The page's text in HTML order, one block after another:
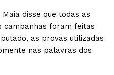
disse que todas as
campanhas foram feitas
as provas utilizadas
nas palavras dos